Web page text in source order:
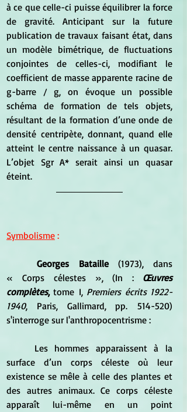
à ce que celle-ci puisse équilibrer la force
de gravité. Anticipant sur la future
publication de travaux faisant état, dans
un modèle bimétrique, de fluctuations
conjointes de celles-ci, modifiant le
coefficient de masse apparente racine de
g-barre / g, on évoque un possible
schéma de formation de tels objets,
résultant de la formation d’une onde de
densité centripète, donnant, quand elle
atteint le centre naissance à un quasar.
L’objet Sgr A* serait ainsi un quasar
éteint.
Symbolisme :
Georges Bataille (1973), dans
« Corps célestes », (In : Œuvres
complètes, tome I, Premiers écrits 1922-
1940, Paris, Gallimard, pp. 514-520)
s'interroge sur l'anthropocentrisme :
surface d’un corps céleste où leur
existence se mêle à celle des plantes et
des autres animaux. Ce corps céleste
apparaît lui-même en un point